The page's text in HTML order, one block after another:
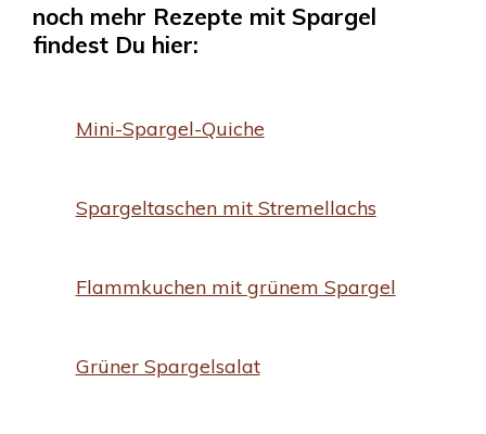
noch mehr Rezepte mit Spargel
findest Du hier:
Mini-Spargel-Quiche
Spargeltaschen mit Stremellachs
Flammkuchen mit grünem Spargel
Grüner Spargelsalat